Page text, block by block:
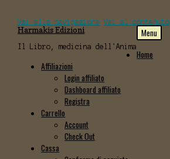
Vai alla navigazione Vai al contenuto
Harmakis Edizioni
Il Libro, medicina dell'Anima
Menu
Home
Affiliazioni
Login affiliato
Dashboard affiliato
Registra
Carrello
Account
Check Out
Cassa